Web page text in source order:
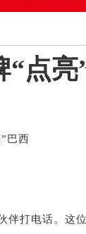
“点亮
巴西
电话。这